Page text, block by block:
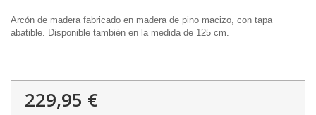
Arcón de madera fabricado en madera de pino macizo, con tapa
abatible. Disponible también en la medida de 125 cm.
229,95 €